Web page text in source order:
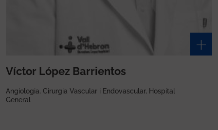
Víctor López Barrientos
Angiologia, Cirurgia Vascular i Endovascular, Hospital
General